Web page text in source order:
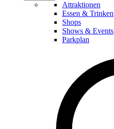
Attraktionen
Essen & Trinken
Shops
Shows & Events
Parkplan